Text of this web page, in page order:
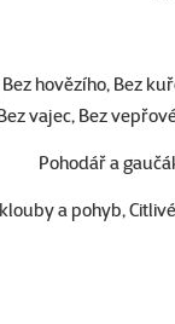
hovězího, Bez
vajec, Bez
Pohodář a
a pohyb,